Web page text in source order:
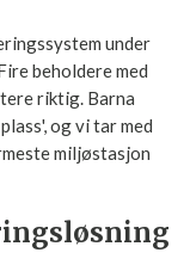
under
beholdere med
riktig. Barna
miljøstasjon